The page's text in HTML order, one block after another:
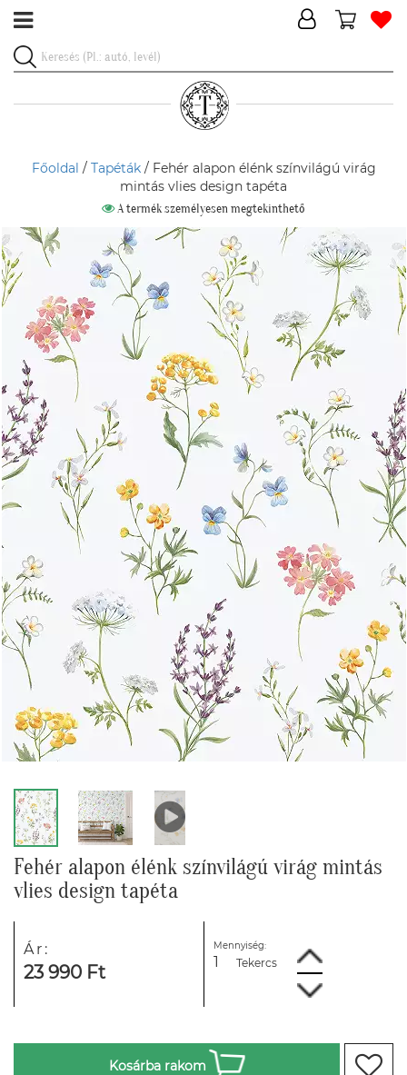
Főoldal / Tapéták/ Fehér alapon élénk színvilágú virág
mintás vlies design tapéta
A termék személyesen megtekinthető
Fehér alapon élénk színvilágú virág mintás
vlies design tapéta
Ár:
23 990 Ft
Mennyiség:
Tekercs
Kosárba rakom